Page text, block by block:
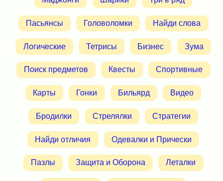
Пасьянсы Головоломки Найди слова
Логические Тетрисы Бизнес Зума
Поиск предметов Квесты Спортивные
Карты Гонки Бильярд Видео
Бродилки Стрелялки Стратегии
Найди отличия Одевалки и Прически
Пазлы Защита и Оборона Леталки